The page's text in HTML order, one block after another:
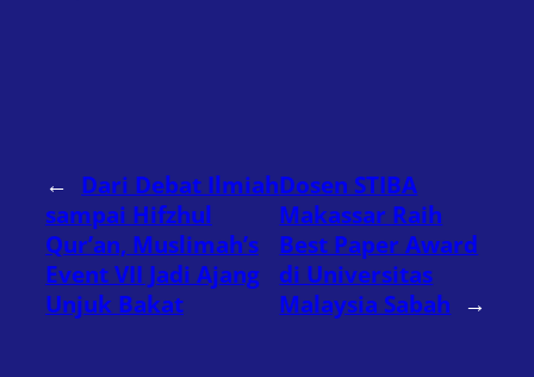
← Dari Debat Ilmiah
sampai Hifzhul
Qur’an, Muslimah’s
Event VII Jadi Ajang
Unjuk Bakat
Dosen STIBA
Makassar Raih
Best Paper Award
di Universitas
Malaysia Sabah →